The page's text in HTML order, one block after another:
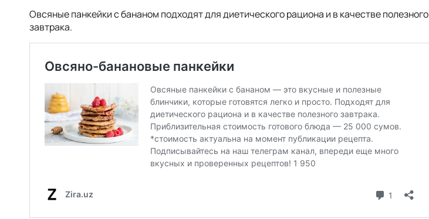
Овсяные панкейки с бананом подходят для диетического рациона и в качестве полезного
завтрака.